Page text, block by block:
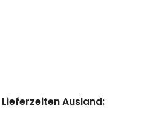
Lieferzeiten Ausland: